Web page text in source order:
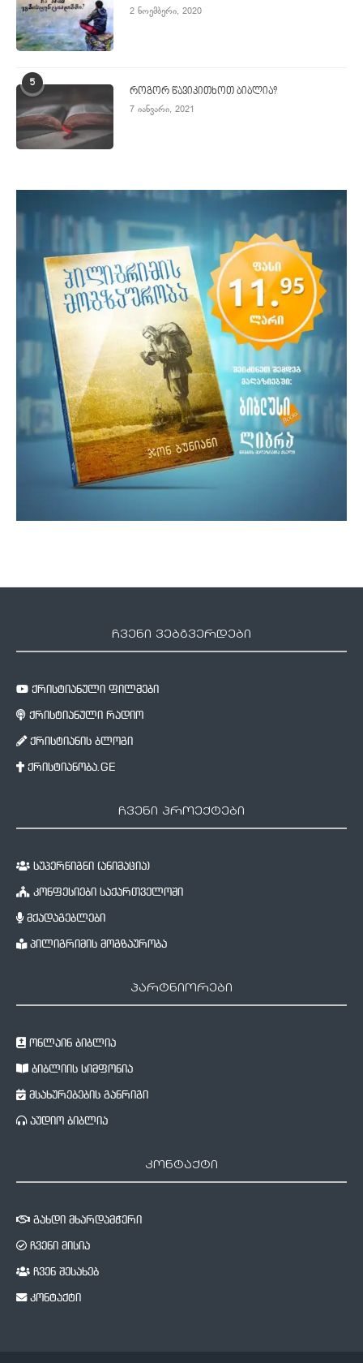
2 ნოემბერი, 2020
5
როგორ წავიკითხოთ ბიბლია?
7 იანვარი, 2021
ჩვენი ვებგვერდები
ქრისტიანული ფილმები
ქრისტიანული რადიო
ქრისტიანის ბლოგი
ქრისტიანობა.GE
ჩვენი პროექტები
სუპერწიგნი (ანიმაცია)
კონფესიები საქართველოში
მქადაგებლები
პილიგრიმის მოგზაურობა
პარტნიორები
ონლაინ ბიბლია
ბიბლიის სიმფონია
მსახურებების განრიგი
აუდიო ბიბლია
კონტაქტი
გახდი მხარდამჭერი
ჩვენი მისია
ჩვენ შესახებ
კონტაქტი